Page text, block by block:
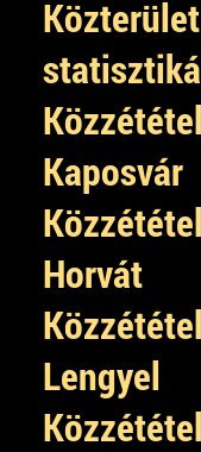
Kaposvár
Horvát
Lengyel